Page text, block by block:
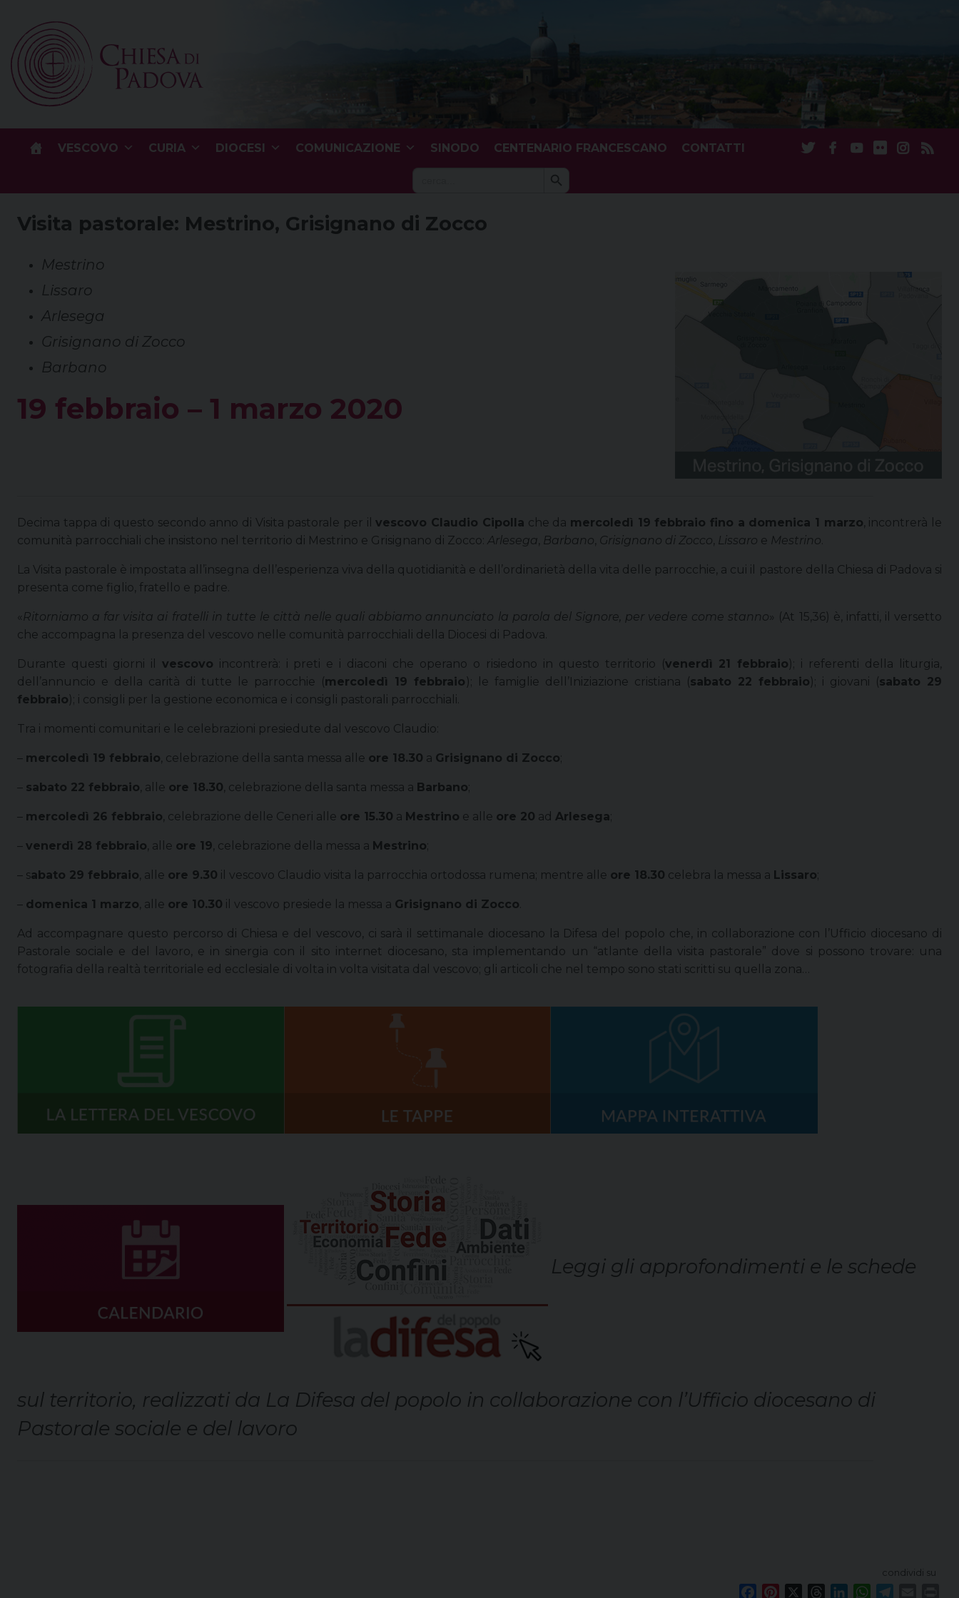
content
VESCOVO CURIA DIOCESI COMUNICAZIONE SINODO CENTENARIO FRANCESCANO CONTATTI
Search Search Button
Visita pastorale: Mestrino, Grisignano di Zocco
Mestrino
Lissaro
Arlesega
Grisignano di Zocco
Barbano
19 febbraio – 1 marzo 2020
Decima tappa di questo secondo anno di Visita pastorale per ilvescovo Claudio Cipolla che da mercoledì 19 febbraio fino a domenica 1 marzo, incontrerà le
comunità parrocchiali che insistono nel territorio di Mestrino e Grisignano di Zocco: Arlesega, Barbano, Grisignano di Zocco, Lissaro e Mestrino
La Visita pastorale è impostata all’insegna dell’esperienza viva della quotidianità e dell’ordinarietà della vita delle parrocchie, a cui il pastore della Chiesa di Padova si
presenta come figlio, fratello e padre.
« Ritorniamo a far visita ai fratelli in tutte le città nelle quali abbiamo annunciato la parola del Signore, per vedere come stanno » (At 15,36) è, infatti, il versetto
che accompagna la presenza del vescovo nelle comunità parrocchiali della Diocesi di Padova.
Durante questi giorni il vescovo incontrerà: i preti e i diaconi che operano o risiedono in questo territorio (venerdì 21 febbraio ); i referenti della liturgia,
dell’annuncio e della carità di tutte le parrocchie (mercoledì 19 febbraio ); le famiglie dell’Iniziazione cristiana (sabato 22 febbraio ); i giovani (sabato 29
febbraio ); i consigli per la gestione economica e i consigli pastorali parrocchiali.
Tra i momenti comunitari e le celebrazioni presiedute dal vescovo Claudio:
– mercoledì 19 febbraio, celebrazione della santa messa alle ore 18.30 a Grisignano di Zocco;
– sabato 22 febbraio, alle ore 18.30, celebrazione della santa messa a Barbano;
– mercoledì 26 febbraio, celebrazione delle Ceneri alle ore 15.30 a Mestrino e alle ore 20 ad Arlesega;
– venerdì 28 febbraio, alle ore 19, celebrazione della messa a Mestrino;
– sabato 29 febbraio, alle ore 9.30 il vescovo Claudio visita la parrocchia ortodossa rumena; mentre alle ore 18.30 celebra la messa a Lissaro;
– domenica 1 marzo, alle ore 10.30 il vescovo presiede la messa a Grisignano di Zocco
Ad accompagnare questo percorso di Chiesa e del vescovo, ci sarà il settimanale diocesano la Difesa del popolo che, in collaborazione con l’Ufficio diocesano di
Pastorale sociale e del lavoro, e in sinergia con il sito internet diocesano, sta implementando un “atlante della visita pastorale” dove si possono trovare: una
fotografia della realtà territoriale ed ecclesiale di volta in volta visitata dal vescovo; gli articoli che nel tempo sono stati scritti su quella zona…
Leggi gli approfondimenti e le schede
sul territorio, realizzati da La Difesa del popolo in collaborazione con l’Ufficio diocesano di
Pastorale sociale e del lavoro
condividi su
W